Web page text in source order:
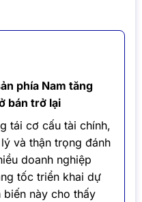
phía Nam tăng
bán trở lại
tái cơ cấu tài chính,
và thận trọng đánh
doanh nghiệp
tốc triển khai dự
này cho thấy